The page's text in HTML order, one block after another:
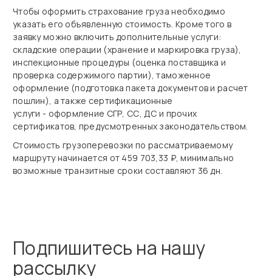
Чтобы оформить страхование груза необходимо
указать его объявленную стоимость. Кроме того в
заявку можно включить дополнительные услуги:
складские операции (хранение и маркировка груза),
инспекционные процедуры (оценка поставщика и
проверка содержимого партии), таможенное
оформление (подготовка пакета документов и расчет
пошлин), а также сертификационные
услуги - оформление СГР, СС, ДС и прочих
сертификатов, предусмотренных законодательством.
Стоимость грузоперевозки по рассматриваемому
маршруту начинается от 459 703,33 ₽, минимально
возможные транзитные сроки составляют 36 дн.
Подпишитесь на нашу
рассылку